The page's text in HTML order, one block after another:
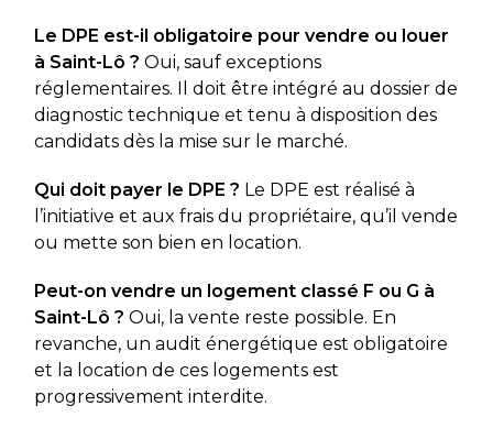
Le DPE est-il obligatoire pour vendre ou louer
à Saint-Lô ? Oui, sauf exceptions
réglementaires. Il doit être intégré au dossier de
diagnostic technique et tenu à disposition des
candidats dès la mise sur le marché.
Qui doit payer le DPE ? Le DPE est réalisé à
l’initiative et aux frais du propriétaire, qu’il vende
ou mette son bien en location.
Peut-on vendre un logement classé F ou G à
Saint-Lô ? Oui, la vente reste possible. En
revanche, un audit énergétique est obligatoire
et la location de ces logements est
progressivement interdite.